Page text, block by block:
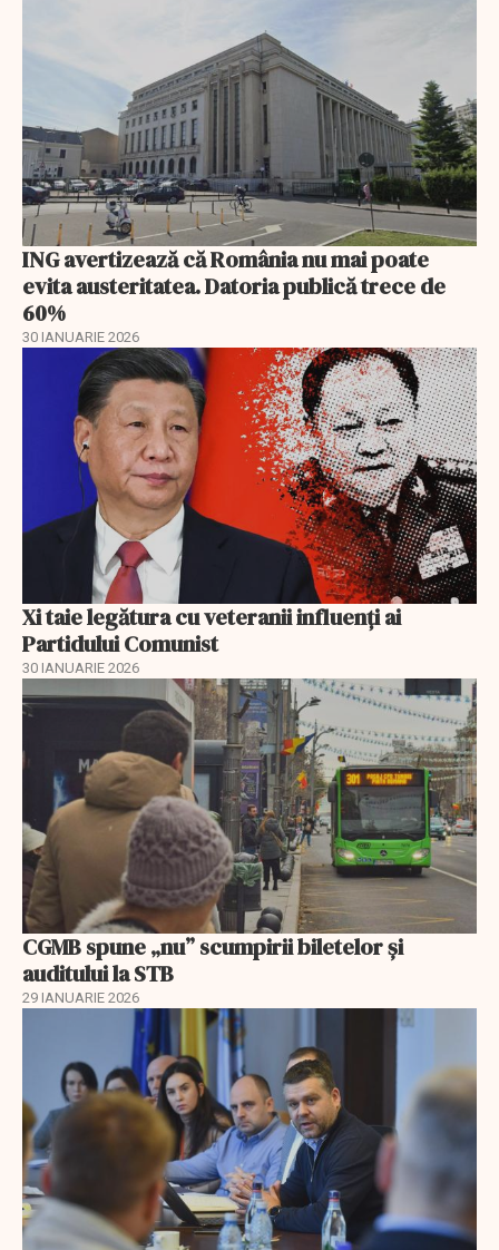
ING avertizează că România nu mai poate
evita austeritatea. Datoria publică trece de
60%
30 IANUARIE 2026
Xi taie legătura cu veteranii influenți ai
Partidului Comunist
30 IANUARIE 2026
CGMB spune „nu” scumpirii biletelor și
auditului la STB
29 IANUARIE 2026